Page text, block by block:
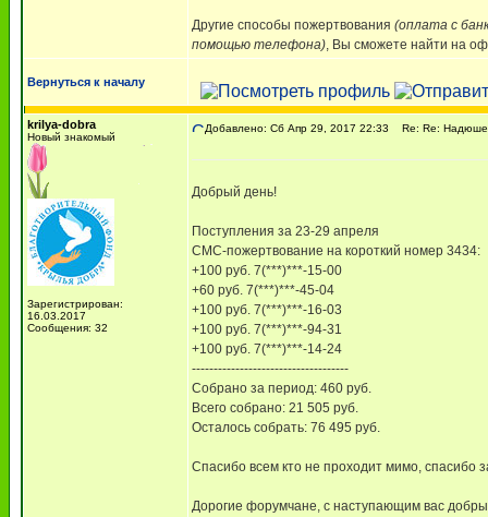
Другие способы пожертвования (оплата с
помощью телефона), Вы сможете найти на
Вернуться к началу
krilya-dobra
Новый знакомый
Зарегистрирован:
16.03.2017
Сообщения: 32
Добавлено: Сб Апр 29, 2017 22:33 Re: Re: Надюше
Добрый день!
Поступления за 23-29 апреля
СМС-пожертвование на короткий номер 3434:
+100 руб. 7(***)***-15-00
+60 руб. 7(***)***-45-04
+100 руб. 7(***)***-16-03
+100 руб. 7(***)***-94-31
+100 руб. 7(***)***-14-24
------------------------------------
Собрано за период: 460 руб.
Всего собрано: 21 505 руб.
Осталось собрать: 76 495 руб.
Спасибо всем кто не проходит мимо, спасибо
Дорогие форумчане, с наступающим вас